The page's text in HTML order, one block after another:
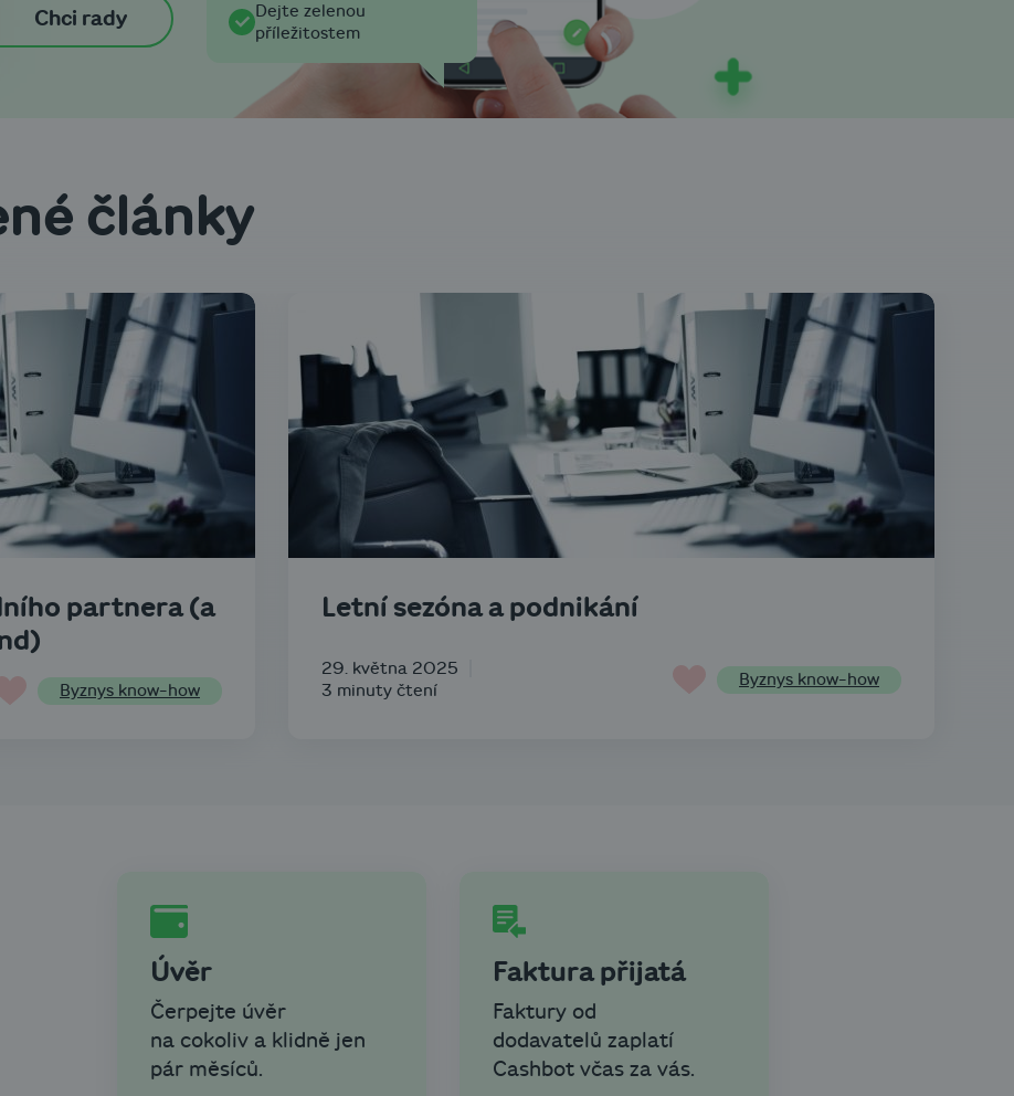
Chci rady
Dejte zelenou
příležitostem
články
partnera (a
Byznys know-how
Letní sezóna a podnikání
29. května 2025
3 minuty čtení
Byznys know-how
Úvěr
Čerpejte úvěr
na cokoliv a klidně jen
pár měsíců.
Faktura přijatá
Faktury od
dodavatelů zaplatí
Cashbot včas za vás.